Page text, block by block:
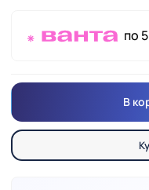
по
В